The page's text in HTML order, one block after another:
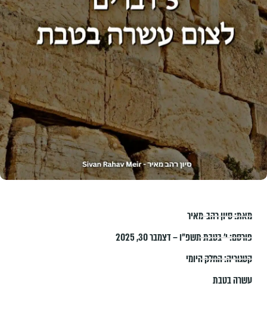
מאת:סיון רהב-מאיר
פורסם:י׳ בטבת תשפ״ו – דצמבר 30, 2025
קטגוריה:החלק היומי
עשרה בטבת